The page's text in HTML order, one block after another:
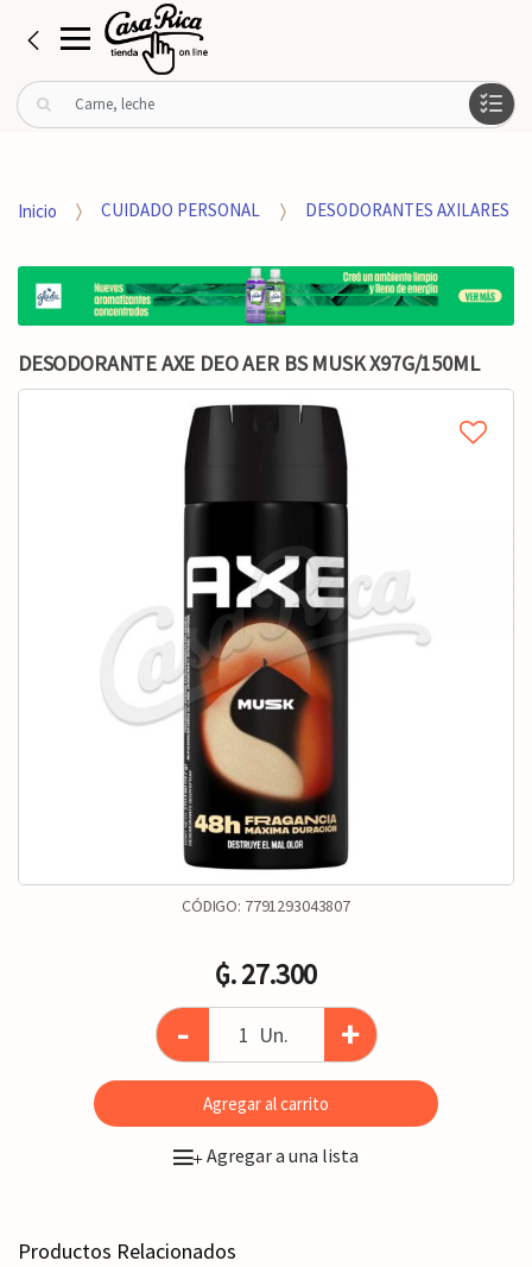
B
u
r
o
Inicio CUIDADO PERSONAL DESODORANTES AXILARES
DESODORANTE AXE DEO AER BS MUSK X97G/150ML
CÓDIGO: 7791293043807
₲. 27.300
- Un. +
Agregar al carrito
+Agregar a una lista
Productos Relacionados